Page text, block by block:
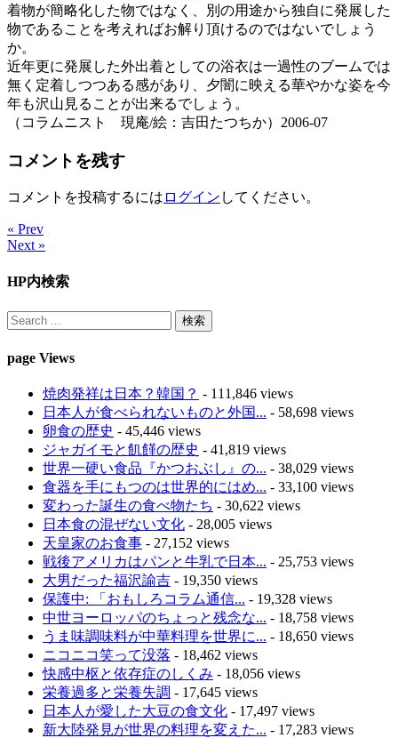
着物が簡略化した物ではなく、別の用途から独自に発展した
物であることを考えればお解り頂けるのではないでしょう
か。
近年更に発展した外出着としての浴衣は一過性のブームでは
無く定着しつつある感があり、夕闇に映える華やかな姿を今
年も沢山見ることが出来るでしょう。
（コラムニスト 現庵/絵：吉田たつちか）2006-07
コメントを残す
コメントを投稿するには ログイン してください。
« Prev
Next »
HP内検索
page Views
焼肉発祥は日本？韓国？ - 111,846 views
日本人が食べられないものと外国... - 58,698 views
卵食の歴史 - 45,446 views
ジャガイモと飢饉の歴史 - 41,819 views
世界一硬い食品『かつおぶし』の... - 38,029 views
食器を手にもつのは世界的にはめ... - 33,100 views
変わった誕生の食べ物たち - 30,622 views
日本食の混ぜない文化 - 28,005 views
天皇家のお食事 - 27,152 views
戦後アメリカはパンと牛乳で日本... - 25,753 views
大男だった福沢諭吉 - 19,350 views
保護中: 「おもしろコラム通信... - 19,328 views
中世ヨーロッパのちょっと残念な... - 18,758 views
うま味調味料が中華料理を世界に... - 18,650 views
ニコニコ笑って没落 - 18,462 views
快感中枢と依存症のしくみ - 18,056 views
栄養過多と栄養失調 - 17,645 views
日本人が愛した大豆の食文化 - 17,497 views
新大陸発見が世界の料理を変えた... - 17,283 views